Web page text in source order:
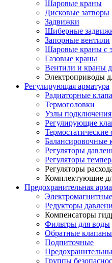
Шаровые краны
Дисковые затворы
Задвижки
Шиберные
Запорные вентили
Шаровые краны с
Газовые краны
Вентили и краны
Электроприводы
Регулирующая арматура
Радиаторные
Термоголовки
Узлы подключения
Регулирующие
Балансировочные
Регуляторы
Регуляторы
Регуляторы
Комплектующие
Предохранительная
Редукторы
Компенсаторы
Фильтры для воды
Обратные
Подпиточные
Группы